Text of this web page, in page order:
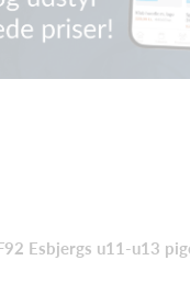
Esbjergs u11-u13